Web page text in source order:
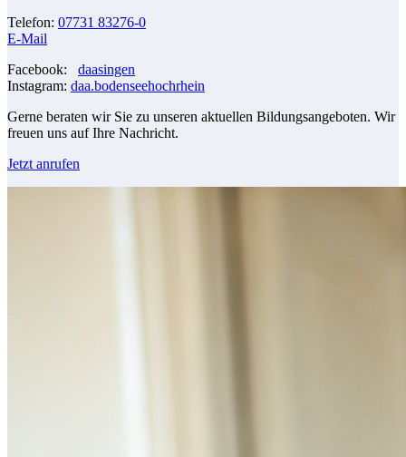
Telefon: 07731 83276-0
E-Mail
Facebook: daasingen
Instagram: daa.bodenseehochrhein
Gerne beraten wir Sie zu unseren aktuellen Bildungsangeboten. Wir
freuen uns auf Ihre Nachricht.
Jetzt anrufen